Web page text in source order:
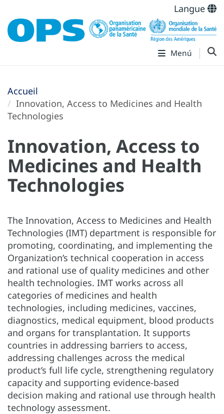
Langue
Menú
Accueil
Innovation, Access to Medicines and Health
Technologies
Innovation, Access to
Medicines and Health
Technologies
The Innovation, Access to Medicines and Health
Technologies (IMT) department is responsible for
promoting, coordinating, and implementing the
Organization’s technical cooperation in access
and rational use of quality medicines and other
health technologies. IMT works across all
categories of medicines and health
technologies, including medicines, vaccines,
diagnostics, medical equipment, blood products
and organs for transplantation. It supports
countries in addressing barriers to access,
addressing challenges across the medical
product’s full life cycle, strengthening regulatory
capacity and supporting evidence-based
decision making and rational use through health
technology assessment.